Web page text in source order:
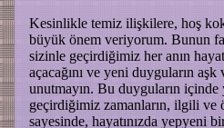
Kesinlikle temiz ilişkilere, hoş
büyük önem veriyorum. Bunun
sizinle geçirdiğimiz her anın
açacağını ve yeni duyguların aşk
unutmayın. Bu duyguların içinde
geçirdiğimiz zamanların, ilgili ve
sayesinde, hayatınızda yepyeni